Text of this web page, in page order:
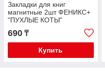
Закладки для книг
магнитные 2шт ФЕНИКС+
"ПУХЛЫЕ КОТЫ"
арт.67605
690 ₸
Купить